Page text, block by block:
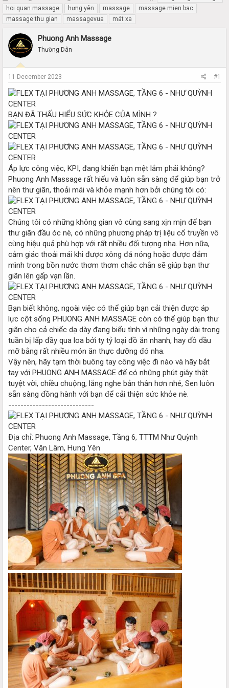
h
r
e
d
s
r
t
e
r
t
a
r
d
hoi quan massage
hưng yên massage
massage mien bac
massage thu gian
massagevua mát xa
Phuong Anh Massage
Thường Dân
11 December 2023 #1
BẠN ĐÃ THẤU HIỂU SỨC KHỎE CỦA MÌNH ?
Áp lực công việc, KPI, đang khiến bạn mệt lắm phải không?
Phuong Anh Massage rất hiểu và luôn sẵn sàng để giúp bạn trở
nên thư giãn, thoải mái và khỏe mạnh hơn bởi chúng tôi có:
Chúng tôi có những không gian vô cùng sang xịn mịn để bạn
thư giãn đầu óc nè, có những phương pháp trị liệu cổ truyền vô
cùng hiệu quả phù hợp với rất nhiều đối tượng nha. Hơn nữa,
cảm giác thoải mái khi được xông đá nóng hoặc được đắm
mình trong bồn nước thơm thơm chắc chắn sẽ giúp bạn thư
giãn lên gấp vạn lần.
Bạn biết không, ngoài việc có thể giúp bạn cải thiện được áp
lực cột sống PHUONG ANH MASSAGE còn có thể giúp bạn thư
giãn cho cả chiếc dạ dày đang biểu tình vì những ngày dài trong
tuần bị lấp đầy qua loa bởi ty tỷ loại đồ ăn nhanh, hay đồ dầu
mỡ bằng rất nhiều món ăn thực dưỡng đó nha.
Vậy nên, hãy tạm thời buông tay công việc đi nào và hãy bắt
tay với PHUONG ANH MASSAGE để có những phút giây thật
tuyệt vời, chiều chuộng, lắng nghe bản thân hơn nhé, Sen luôn
sẵn sàng đồng hành với bạn để cải thiện sức khỏe nè.
----------------------------
Địa chỉ: Phuong Anh Massage, Tầng 6, TTTM Như Quỳnh
Center, Văn Lâm, Hưng Yên